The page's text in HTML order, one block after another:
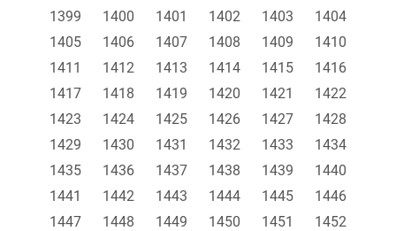
1399
1400 1401 1402 1403
1404
1405
1406 1407 1408 1409
1410
1411
1412 1413 1414 1415
1416
1417
1418 1419 1420 1421
1422
1423
1424 1425 1426 1427
1428
1429
1430 1431 1432 1433
1434
1435
1436 1437 1438 1439
1440
1441
1442 1443 1444 1445
1446
1447
1448 1449 1450 1451
1452